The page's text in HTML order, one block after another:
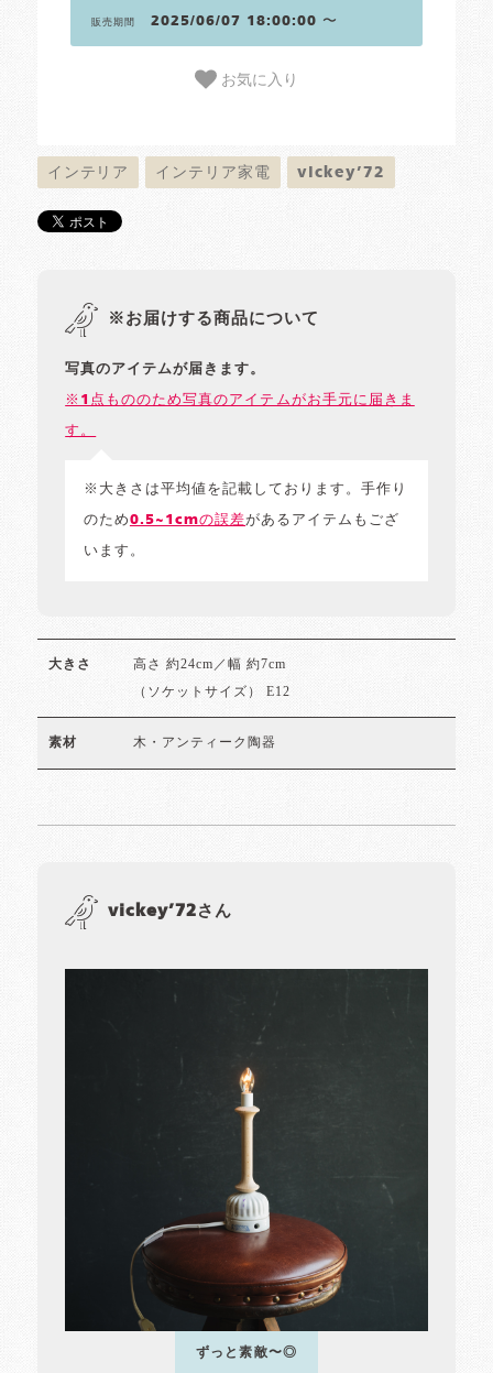
販売期間 2025/06/07 18:00:00 〜
お気に入り
インテリア インテリア家電 vickey’72
※お届けする商品について
写真のアイテムが届きます。
※1点もののため写真のアイテムがお手元に届きま
す。
※大きさは平均値を記載しております。手作り
のため0.5~1cmの誤差があるアイテムもござ
います。
大きさ 高さ 約24cm／幅 約7cm
（ソケットサイズ） E12
素材 木・アンティーク陶器
vickey’72さん
ずっと素敵〜◎